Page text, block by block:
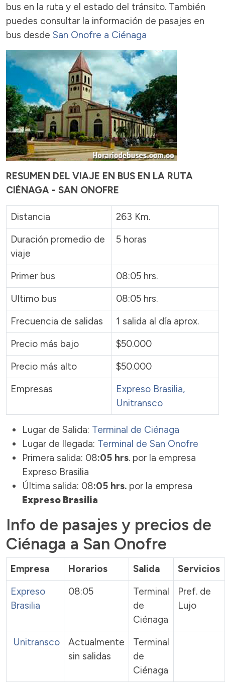
bus en la ruta y el estado del tránsito. También
puedes consultar la información de pasajes en
bus desde San Onofre a Ciénaga
RESUMEN DEL VIAJE EN BUS EN LA RUTA
CIÉNAGA - SAN ONOFRE
Distancia
263 Km.
Duración promedio de
viaje
5 horas
Primer bus
08:05 hrs.
Ultimo bus
08:05 hrs.
Frecuencia de salidas
1 salida al día aprox.
Precio más bajo
$50.000
Precio más alto
$50.000
Empresas
Expreso Brasilia,
Unitransco
Lugar de Salida: Terminal de Ciénaga
Lugar de llegada: Terminal de San Onofre
Primera salida: 08:05 hrs. por la empresa
Expreso Brasilia
Última salida: 08:05 hrs. por la empresa
Expreso Brasilia
Info de pasajes y precios de
Ciénaga a San Onofre
Empresa Horarios Salida
Servicios
Expreso
Brasilia
08:05
Terminal
de
Ciénaga
Pref. de
Lujo
Unitransco
Actualmente
sin salidas
Terminal
de
Ciénaga